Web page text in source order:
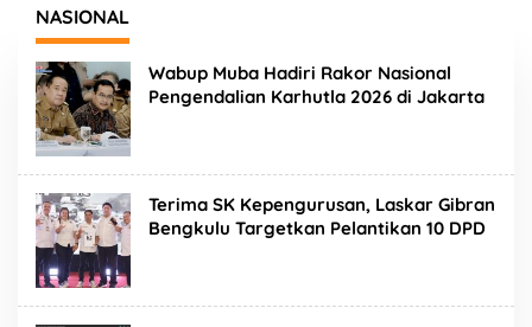
Wayang Kulit Besok
NASIONAL
Wabup Muba Hadiri Rakor Nasional
Pengendalian Karhutla 2026 di Jakarta
Terima SK Kepengurusan, Laskar Gibran
Bengkulu Targetkan Pelantikan 10 DPD